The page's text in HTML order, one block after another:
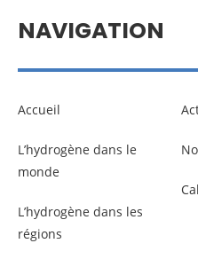
NAVIGATION
Accueil
L’hydrogène dans le
monde
L’hydrogène dans les
régions